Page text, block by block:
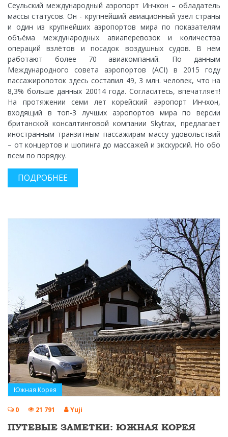
Сеульский международный аэропорт Инчхон – обладатель
массы статусов. Он - крупнейший авиационный узел страны
и один из крупнейших аэропортов мира по показателям
объёма международных авиаперевозок и количества
операций взлётов и посадок воздушных судов. В нем
работают более 70 авиакомпаний. По данным
Международного совета аэропортов (ACI) в 2015 году
пассажиропоток здесь составил 49, 3 млн. человек, что на
8,3% больше данных 20014 года. Согласитесь, впечатляет!
На протяжении семи лет корейский аэропорт Инчхон,
входящий в топ-3 лучших аэропортов мира по версии
британской консалтинговой компании Skytrax, предлагает
иностранным транзитным пассажирам массу удовольствий
– от концертов и шопинга до массажей и экскурсий. Но обо
всем по порядку.
ПОДРОБНЕЕ
Южная Корея
0 21 791 Yuji
ПУТЕВЫЕ ЗАМЕТКИ: ЮЖНАЯ КОРЕЯ